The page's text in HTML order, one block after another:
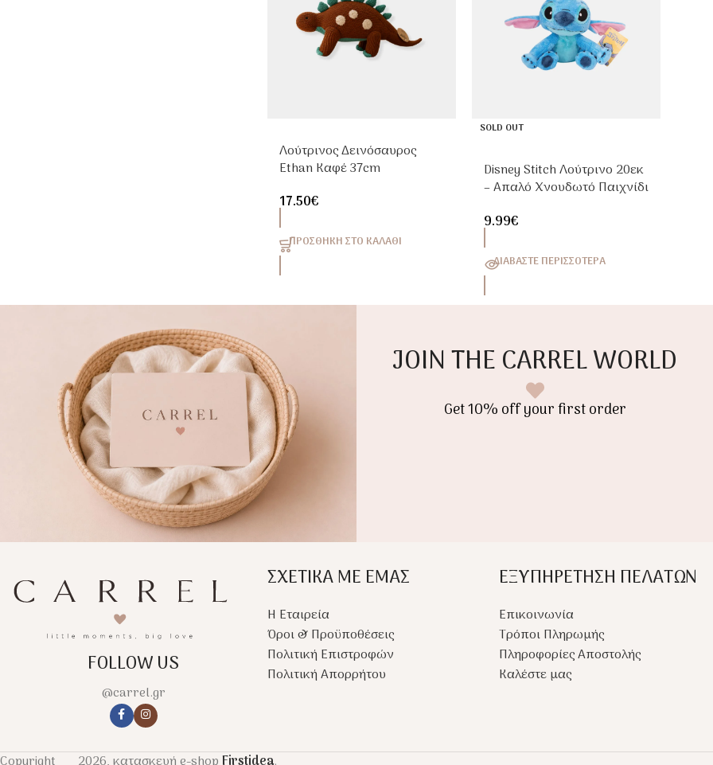
Λούτρινος Δεινόσαυρος
Ethan Καφέ 37cm
17.50€
ΠΡΟΣΘΉΚΗ ΣΤΟ ΚΑΛΆΘΙ
SOLD OUT
Disney Stitch Λούτρινο 20εκ
– Απαλό Χνουδωτό Παιχνίδι
9.99€
ΔΙΑΒΆΣΤΕ ΠΕΡΙΣΣΌΤΕΡΑ
JOIN THE CARREL WORLD
Get 10% off your first order
FOLLOW US
@carrel.gr
ΣΧΕΤΙΚΑ ΜΕ ΕΜΑΣ
Η Εταιρεία
Όροι & Προϋποθέσεις
Πολιτική Επιστροφών
Πολιτική Απορρήτου
ΕΞΥΠΗΡΕΤΗΣΗ ΠΕΛΑΤΩΝ
Επικοινωνία
Τρόποι Πληρωμής
Πληροφορίες Αποστολής
Καλέστε μας